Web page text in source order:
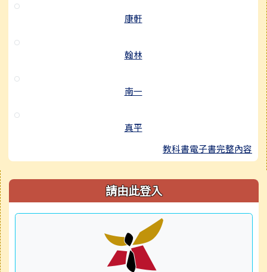
康軒
翰林
南一
真平
教科書電子書完整內容
右邊區域內容 請由此登入